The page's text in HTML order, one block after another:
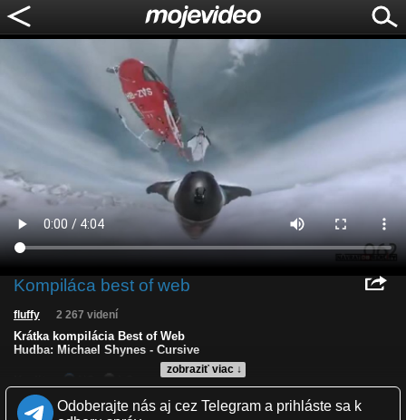
Kompiláca best of web
zobraziť viac ↓
fluffy 2 267 videní
Krátka kompilácia Best of Web
Hudba: Michael Shynes - Cursive
Zverejnené: 2.1.2020 12:47
Páči sa: 100% (1 hlasov)
Odoberajte nás aj cez Telegram a prihláste sa k